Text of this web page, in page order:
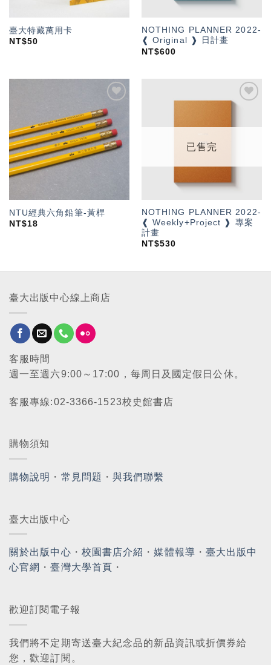
臺大特藏萬用卡
NT$50
NOTHING PLANNER 2022-
❰ Original ❱ 日計畫
NT$600
「願
望輕
單」
NTU經典六角鉛筆-黃桿
NT$18
望輕
已售完
NOTHING PLANNER 2022-
❰ Weekly+Project ❱ 專案
計畫
NT$530
臺大出版中心線上商店
客服時間
週一至週六9:00～17:00，每周日及國定假日公休。
客服專線:02-3366-1523校史館書店
購物須知
購物說明 ・ 常見問題 ・與我們聯繫
臺大出版中心
關於出版中心 ・ 校園書店介紹 ・媒體報導 ・ 臺大出版中
心官網 ・臺灣大學首頁 ・
歡迎訂閱電子報
我們將不定期寄送臺大紀念品的新品資訊或折價券給
您，歡迎訂閱。